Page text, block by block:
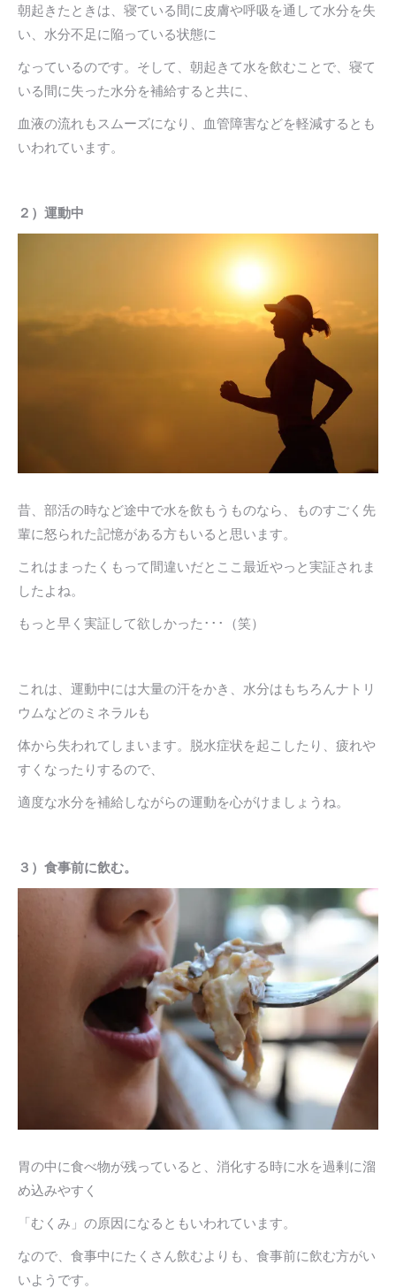
朝起きたときは、寝ている間に皮膚や呼吸を通して水分を失
い、水分不足に陥っている状態に
なっているのです。そして、朝起きて水を飲むことで、寝て
いる間に失った水分を補給すると共に、
血液の流れもスムーズになり、血管障害などを軽減するとも
いわれています。
２）運動中
昔、部活の時など途中で水を飲もうものなら、ものすごく先
輩に怒られた記憶がある方もいると思います。
これはまったくもって間違いだとここ最近やっと実証されま
したよね。
もっと早く実証して欲しかった･･･（笑）
これは、運動中には大量の汗をかき、水分はもちろんナトリ
ウムなどのミネラルも
体から失われてしまいます。脱水症状を起こしたり、疲れや
すくなったりするので、
適度な水分を補給しながらの運動を心がけましょうね。
３）食事前に飲む。
胃の中に食べ物が残っていると、消化する時に水を過剰に溜
め込みやすく
「むくみ」の原因になるともいわれています。
なので、食事中にたくさん飲むよりも、食事前に飲む方がい
いようです。